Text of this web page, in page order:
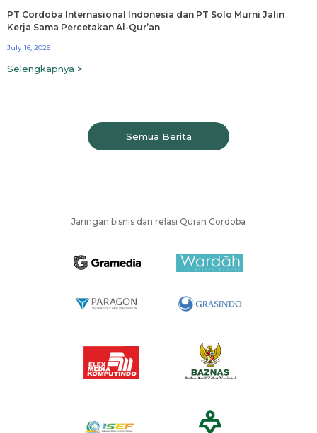
PT Cordoba Internasional Indonesia dan PT Solo Murni Jalin
Kerja Sama Percetakan Al-Qur’an
July 16, 2026
Selengkapnya >
Semua Berita
Jaringan bisnis dan relasi Quran Cordoba